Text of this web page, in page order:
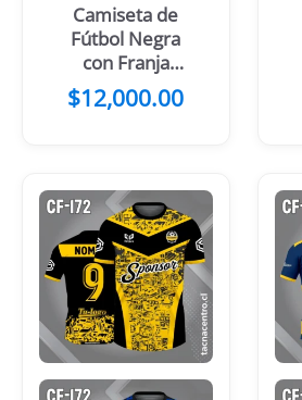
Camiseta de
Fútbol Negra
con Franja
Central Blanca
y Celeste
$12,000.00